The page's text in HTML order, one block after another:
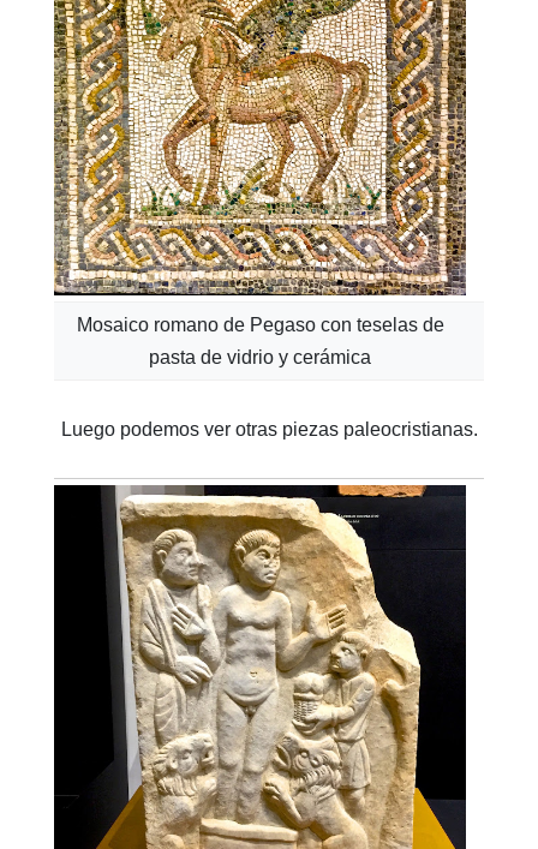
Mosaico romano de Pegaso con teselas de
pasta de vidrio y cerámica
Luego podemos ver otras piezas paleocristianas.